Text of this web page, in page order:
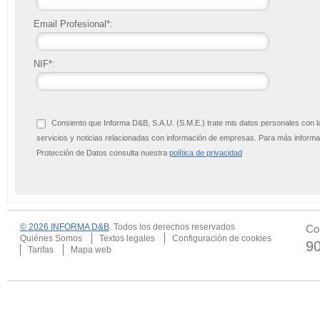
Email Profesional*:
NIF*:
Consiento que Informa D&B, S.A.U. (S.M.E.) trate mis datos personales
servicios y noticias relacionadas con información de empresas. Para más
Protección de Datos consulta nuestra política de privacidad
© 2026 INFORMA D&B. Todos los derechos reservados
Quiénes Somos
Textos legales
Configuración de cookies
Tarifas
Mapa web